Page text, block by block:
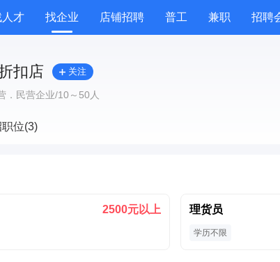
人才 找企业 店铺招聘 普工 兼职 招聘
扣店 关注
．民营企业/10～50人
位(3)
2500元以上 理货员
学历不限